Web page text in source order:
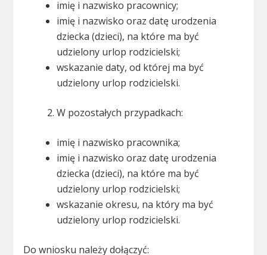
imię i nazwisko pracownicy;
imię i nazwisko oraz datę urodzenia
dziecka (dzieci), na które ma być
udzielony urlop rodzicielski;
wskazanie daty, od której ma być
udzielony urlop rodzicielski.
W pozostałych przypadkach:
imię i nazwisko pracownika;
imię i nazwisko oraz datę urodzenia
dziecka (dzieci), na które ma być
udzielony urlop rodzicielski;
wskazanie okresu, na który ma być
udzielony urlop rodzicielski.
Do wniosku należy dołączyć: